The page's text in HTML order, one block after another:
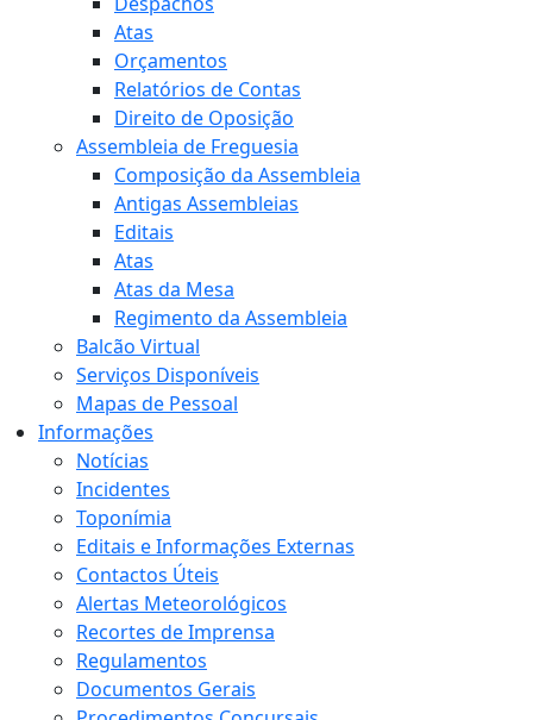
Atas
Orçamentos
Relatórios de Contas
Direito de Oposição
Assembleia de Freguesia
Composição da Assembleia
Antigas Assembleias
Editais
Atas
Atas da Mesa
Regimento da Assembleia
Balcão Virtual
Serviços Disponíveis
Mapas de Pessoal
Informações
Notícias
Incidentes
Toponímia
Editais e Informações Externas
Contactos Úteis
Alertas Meteorológicos
Recortes de Imprensa
Regulamentos
Documentos Gerais